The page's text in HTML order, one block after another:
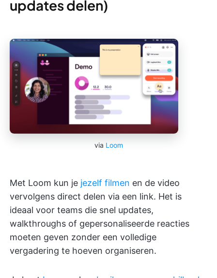
updates delen)
via Loom
Met Loom kun je jezelf filmen en de video
vervolgens direct delen via een link. Het is
ideaal voor teams die snel updates,
walkthroughs of gepersonaliseerde reacties
moeten geven zonder een volledige
vergadering te hoeven organiseren.